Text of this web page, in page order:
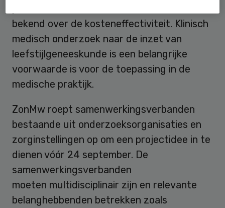
bekend over de kosteneffectiviteit. Klinisch
medisch onderzoek naar de inzet van
leefstijlgeneeskunde is een belangrijke
voorwaarde is voor de toepassing in de
medische praktijk.
ZonMw roept samenwerkingsverbanden
bestaande uit onderzoeksorganisaties en
zorginstellingen op om een projectidee in te
dienen vóór 24 september. De
samenwerkingsverbanden
moeten multidisciplinair zijn en relevante
belanghebbenden betrekken zoals